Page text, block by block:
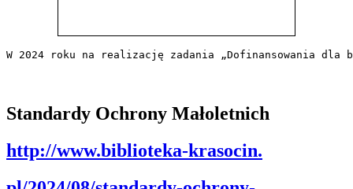
W 2024 roku na realizację zadania „Dofinansowania
Standardy Ochrony Małoletnich
http://www.biblioteka-krasocin.